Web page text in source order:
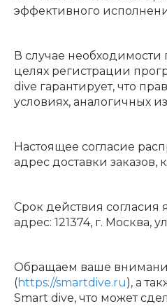
эффективного
В случае
целях регистрации
dive гарантирует, что
условиях, аналогичных
Настоящее согласие
адрес доставки
Срок действия
адрес: 121374, г. Москва,
Обращаем ваше
(https://smartdive.ru), а
Smart dive, что может